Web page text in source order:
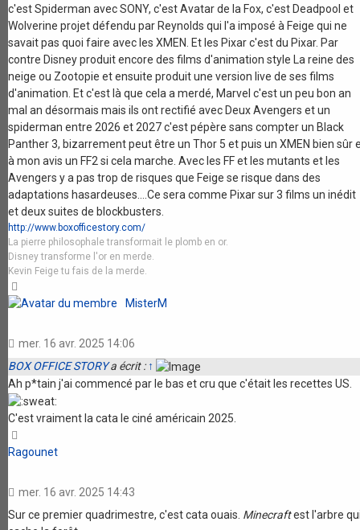
c'est Spiderman avec SONY, c'est Avatar de la Fox, c'est Deadpool et
Wolverine projet défendu par Reynolds qui l'a imposé à Feige qui ne
savait pas quoi faire avec les XMEN. Et les Pixar c'est du Pixar. Par
contre Disney produit encore des films d'animation style La reine des
neige ou Zootopie et ensuite produit une version live de ses films
d'animation. Et c'est là que cela a merdé, Marvel c'est un peu bon an
mal an désormais mais ils ont rectifié avec Deux Avengers et un
spiderman entre 2026 et 2027 c'est pépère sans compter un Black
Panther 3, bizarrement peut être un Thor 5 et puis un XMEN bien sûr
à mon avis un FF2 si cela marche. Avec les FF et les mutants et les
Avengers y a pas trop de risques que Feige se risque dans des
adaptations hasardeuses....Ce sera comme Pixar sur 3 films un inédit
et deux suites de blockbusters.
http://www.boxofficestory.com/
La pierre philosophale transformait le plomb en or.
Disney transforme l'or en merde.
Kevin Feige tu fais de la merde.
MisterM
mer. 16 avr. 2025 14:06
BOX OFFICE STORYa écrit : ↑
Ah p*tain j'ai commencé par le bas et cru que c'était les recettes US.
C'est vraiment la cata le ciné américain 2025.
Ragounet
mer. 16 avr. 2025 14:43
Sur ce premier quadrimestre, c'est cata ouais. Minecraftest l'arbre